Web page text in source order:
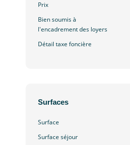
Prix
Bien soumis à
l'encadrement des loyers
Détail taxe foncière
Surfaces
Surface
Surface séjour